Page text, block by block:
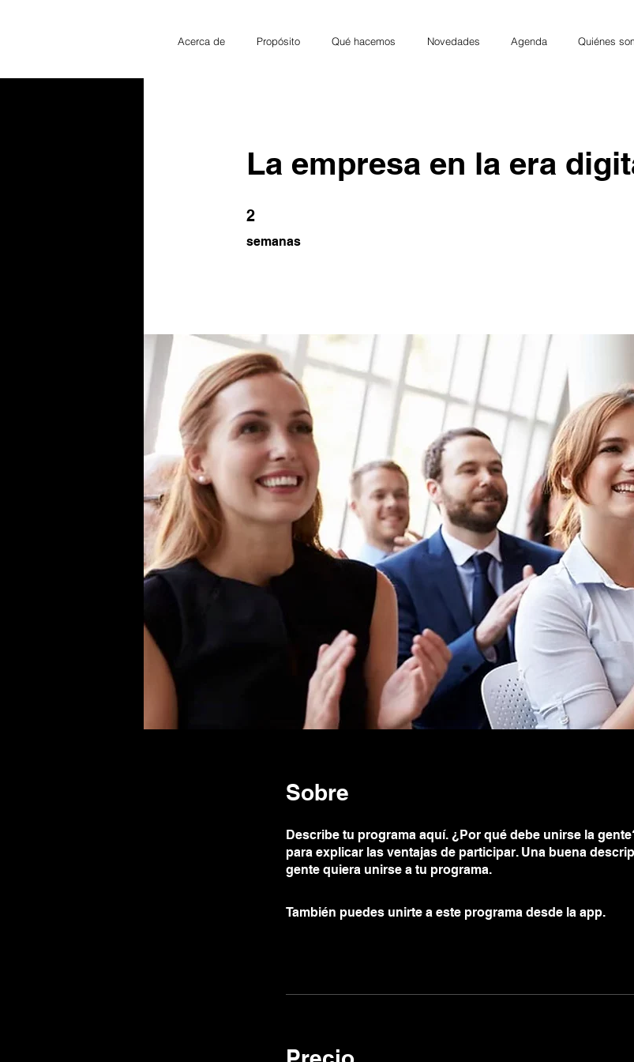
Acerca de Propósito Qué hacemos Novedades Agenda Quiénes
La empresa en la era
2
semanas
2 semanas
Sobre
Describe tu programa aquí. ¿Por qué debe unirse la
para explicar las ventajas de participar. Una buena
gente quiera unirse a tu programa.
También puedes unirte a este programa desde la app.